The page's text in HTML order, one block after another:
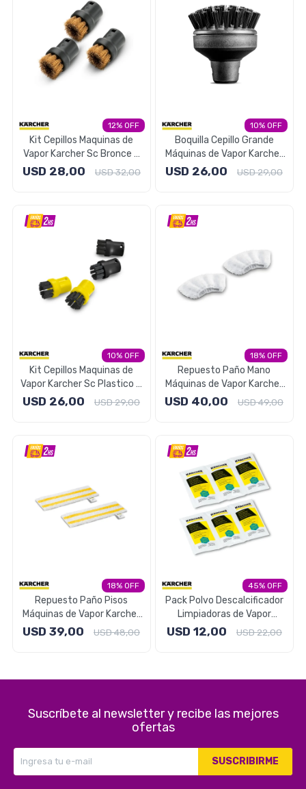
12
Kit Cepillos Maquinas de
Vapor Karcher Sc Bronce 3
Unidades
USD 28,00 USD32,00
10
Boquilla Cepillo Grande
Máquinas de Vapor Karcher
SC
USD 26,00 USD29,00
10
Kit Cepillos Maquinas de
Vapor Karcher Sc Plastico 4
Unidades
USD 26,00 USD29,00
18
Repuesto Paño Mano
Máquinas de Vapor Karcher
SC 2 Unidades
USD 40,00 USD49,00
18
Repuesto Paño Pisos
Máquinas de Vapor Karcher
SC 2 Unidades
USD 39,00 USD48,00
45
Pack Polvo Descalcificador
Limpiadoras de Vapor
Karcher SC
USD 12,00 USD22,00
Suscríbete al newsletter y recibe las mejores
ofertas
SUSCRIBIRME
Hogar y Jardín
Bebés y Niños
Belleza y Salud
Papelería